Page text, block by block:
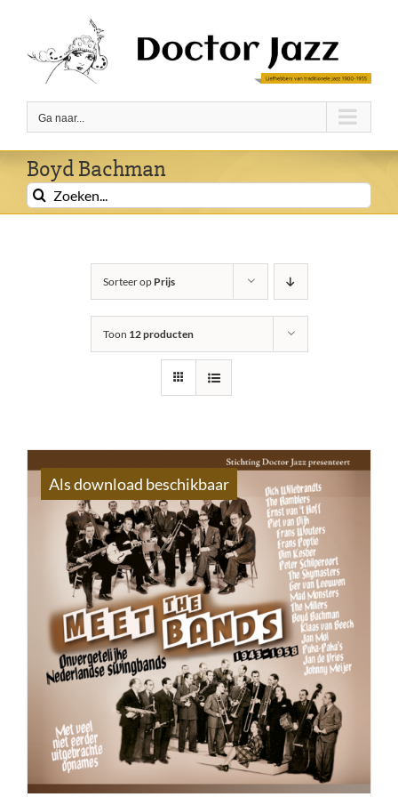
inhoud
Ga naar...
Boyd Bachman
Zoeken
naar:
Sorteer op Prijs
Toon 12 producten
Als download beschikbaar